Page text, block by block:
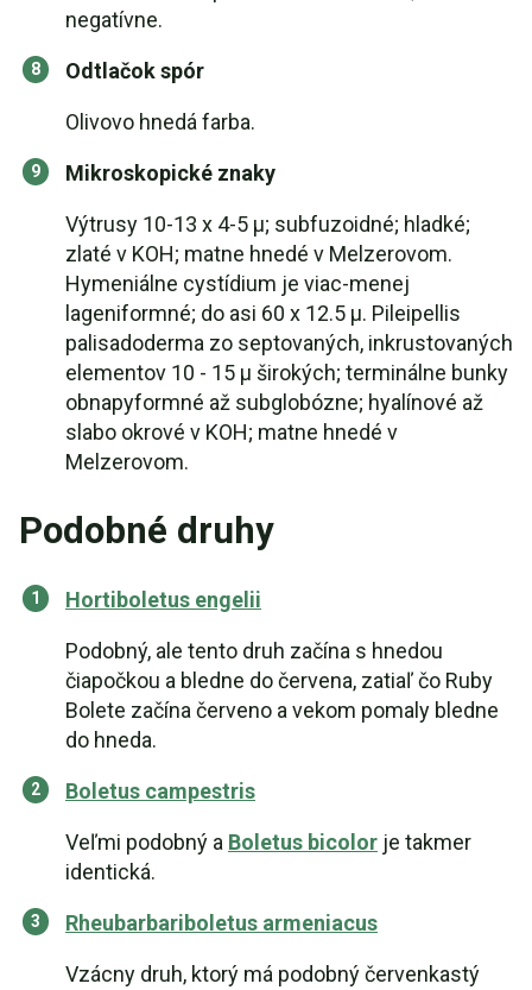
negatívne.
Odtlačok spór
Olivovo hnedá farba.
Mikroskopické znaky
Výtrusy 10-13 x 4-5 µ; subfuzoidné; hladké;
zlaté v KOH; matne hnedé v Melzerovom.
Hymeniálne cystídium je viac-menej
lageniformné; do asi 60 x 12.5 µ. Pileipellis
palisadoderma zo septovaných, inkrustovaných
elementov 10 - 15 µ širokých; terminálne bunky
obnapyformné až subglobózne; hyalínové až
slabo okrové v KOH; matne hnedé v
Melzerovom.
Podobné druhy
Hortiboletus engelii
Podobný, ale tento druh začína s hnedou
čiapočkou a bledne do červena, zatiaľ čo Ruby
Bolete začína červeno a vekom pomaly bledne
do hneda.
Boletus campestris
Veľmi podobný a Boletus bicolor je takmer
identická.
Rheubarbariboletus armeniacus
Vzácny druh, ktorý má podobný červenkastý